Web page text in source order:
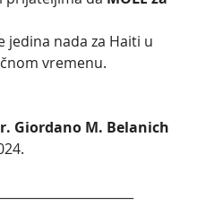
jedina nada za Haiti u
vremenu.
Giordano M. Belanich